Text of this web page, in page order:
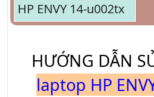
HP ENVY 14-u002tx
HƯỚNG DẪN
laptop HP